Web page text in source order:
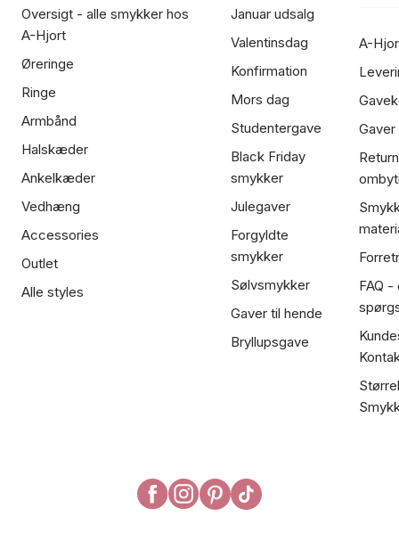
Oversigt - alle smykker hos
A-Hjort
Øreringe
Ringe
Armbånd
Halskæder
Ankelkæder
Vedhæng
Accessories
Outlet
Alle styles
Januar udsalg
Valentinsdag
Konfirmation
Mors dag
Studentergave
Black Friday
smykker
Julegaver
Forgyldte
smykker
Sølvsmykker
Gaver til hende
Bryllupsgave
A-
FAQ